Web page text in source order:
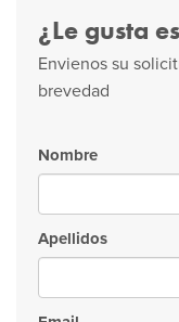
¿Le gusta
Envienos su
brevedad
Nombre
Apellidos